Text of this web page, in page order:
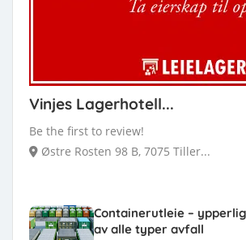
Vinjes Lagerhotell...
Be the first to review!
Østre Rosten 98 B, 7075 Tiller...
Containerutleie –
av alle typer avfall